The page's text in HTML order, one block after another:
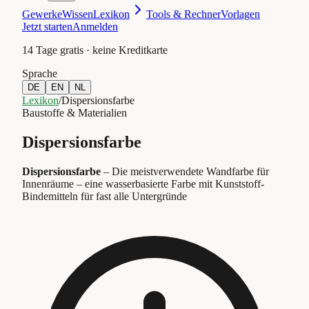
GewerkeWissenLexikon Tools & RechnerVorlagen
Jetzt startenAnmelden
14 Tage gratis · keine Kreditkarte
Sprache
DE EN NL
Lexikon/Dispersionsfarbe
Baustoffe & Materialien
Dispersionsfarbe
Dispersionsfarbe – Die meistverwendete Wandfarbe für
Innenräume – eine wasserbasierte Farbe mit Kunststoff-
Bindemitteln für fast alle Untergründe